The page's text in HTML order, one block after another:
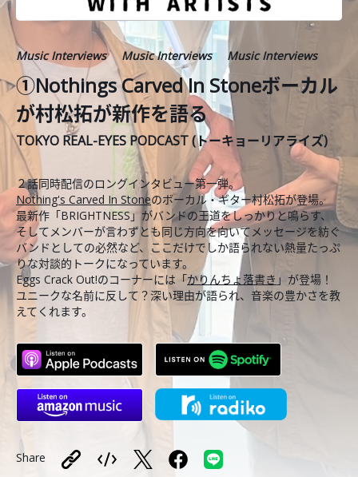
Music Interviews Music Interviews Music Interviews
①Nothings Carved In Stoneボーカル
が村松拓が新作を語る
TOKYO REAL-EYES PODCAST (トーキョーリアライズ)
２話同時配信のロングインタビュー第一弾。
Nothing's Carved In Stoneのボーカル・ギター村松拓が登場。
最新作「BRIGHTNESS」がバンドの王道をしっかりと鳴らす、
そしてメンバーが言わずとも同じ方向を向いてメッセージを紡ぐ
バンドとしての必然など、ここだけでしか語られない熱量たっぷ
りな対談的トークになっています。
Eggs Crack Out!のコーナーには「かりんちょ落書き 」が登場！
ユニークな名前に反して？深い理由が語られ、音楽の豊かさを教
えてくれます。
Share